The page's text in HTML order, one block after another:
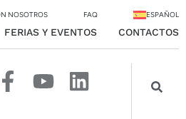
NOSOTROS FAQ ESPAÑOL
FERIAS Y EVENTOS CONTACTOS